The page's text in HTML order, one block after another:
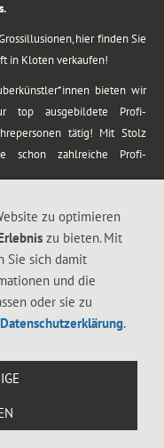
hier finden Sie
in Kloten verkaufen!
bieten wir
top ausgebildete Profi-
tätig! Mit Stolz
schon zahlreiche Profi-
Sie sich faszinieren von
sprachlichen Sequenzen,
Kaninchen, Vasen, Seilen,
4, 8302 Kloten
zu optimieren
zu bieten. Mit
Sie sich damit
und die
oder sie zu
Datenschutzerklärung.